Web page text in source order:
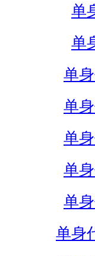
单
单
单
单
单
单
单
单身